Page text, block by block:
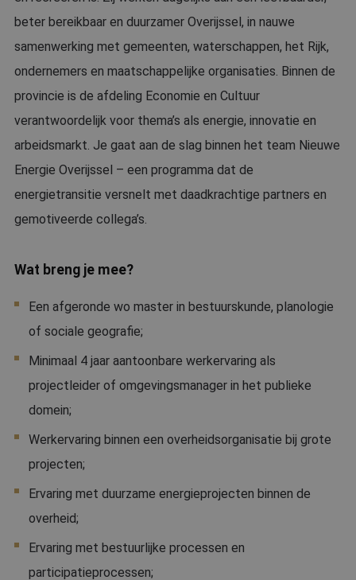
beter bereikbaar en duurzamer Overijssel, in nauwe
samenwerking met gemeenten, waterschappen, het Rijk,
ondernemers en maatschappelijke organisaties. Binnen de
provincie is de afdeling Economie en Cultuur
verantwoordelijk voor thema’s als energie, innovatie en
arbeidsmarkt. Je gaat aan de slag binnen het team Nieuwe
Energie Overijssel – een programma dat de
energietransitie versnelt met daadkrachtige partners en
gemotiveerde collega’s.
Wat breng je mee?
Een afgeronde wo master in bestuurskunde, planologie
of sociale geografie;
Minimaal 4 jaar aantoonbare werkervaring als
projectleider of omgevingsmanager in het publieke
domein;
Werkervaring binnen een overheidsorganisatie bij grote
projecten;
Ervaring met duurzame energieprojecten binnen de
overheid;
Ervaring met bestuurlijke processen en
participatieprocessen;